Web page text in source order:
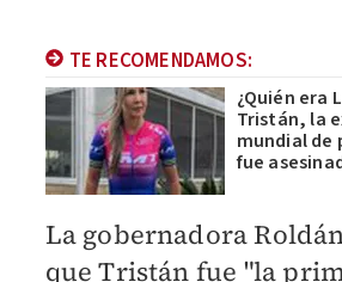
TE RECOMENDAMOS:
¿Quién era
Tristán, la
mundial de
fue
La gobernadora
que Tristán fue "la